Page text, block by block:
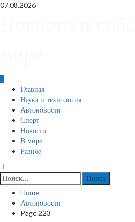
Skip
07.08.2026
Primary
Menu
Главная
Наука и технология
Автоновости
Спорт
Новости
В мире
Разное
Найти:
Home
Автоновости
Page 223